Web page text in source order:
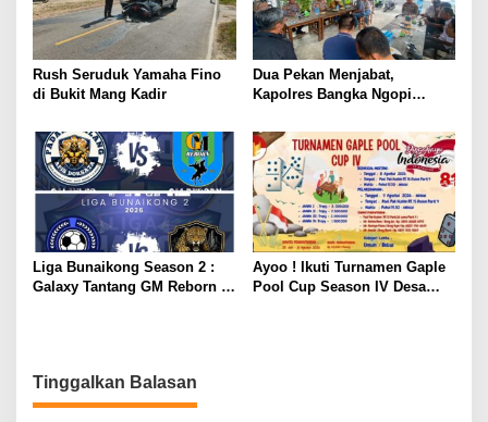
Rush Seruduk Yamaha Fino
di Bukit Mang Kadir
Dua Pekan Menjabat,
Kapolres Bangka Ngopi
Liga Bunaikong Season 2 :
Galaxy Tantang GM Reborn di
Ayoo ! Ikuti Turnamen Gaple
Pool Cup Season IV Desa
Tinggalkan Balasan